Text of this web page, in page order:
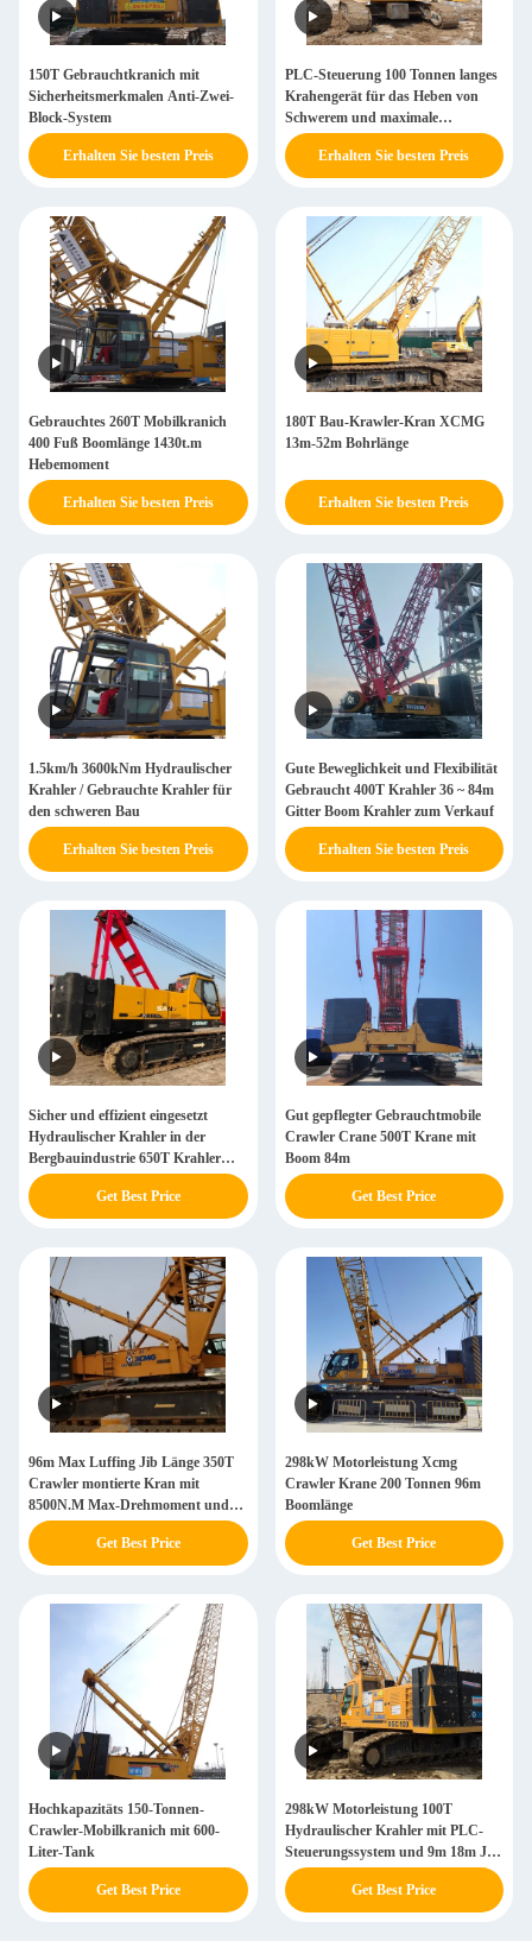
150T Gebrauchtkranich mit
Sicherheitsmerkmalen Anti-Zwei-
Block-System
Erhalten Sie besten Preis
PLC-Steuerung 100 Tonnen langes
Krahengerät für das Heben von
Schwerem und maximale
Geschwindigkeit von 1,2 km/h
Erhalten Sie besten Preis
Gebrauchtes 260T Mobilkranich
400 Fuß Boomlänge 1430t.m
Hebemoment
Erhalten Sie besten Preis
180T Bau-Krawler-Kran XCMG
13m-52m Bohrlänge
Erhalten Sie besten Preis
1.5km/h 3600kNm Hydraulischer
Krahler / Gebrauchte Krahler für
den schweren Bau
Erhalten Sie besten Preis
Gute Beweglichkeit und Flexibilität
Gebraucht 400T Krahler 36 ~ 84m
Gitter Boom Krahler zum Verkauf
Erhalten Sie besten Preis
Sicher und effizient eingesetzt
Hydraulischer Krahler in der
Bergbauindustrie 650T Krahler
montiert Kran
Get Best Price
Gut gepflegter Gebrauchtmobile
Crawler Crane 500T Krane mit
Boom 84m
Get Best Price
96m Max Luffing Jib Länge 350T
Crawler montierte Kran mit
8500N.M Max-Drehmoment und
298kW Motorleistung
Get Best Price
298kW Motorleistung Xcmg
Crawler Krane 200 Tonnen 96m
Boomlänge
Get Best Price
Hochkapazitäts 150-Tonnen-
Crawler-Mobilkranich mit 600-
Liter-Tank
Get Best Price
298kW Motorleistung 100T
Hydraulischer Krahler mit PLC-
Steuerungssystem und 9m 18m Jib
Länge
Get Best Price